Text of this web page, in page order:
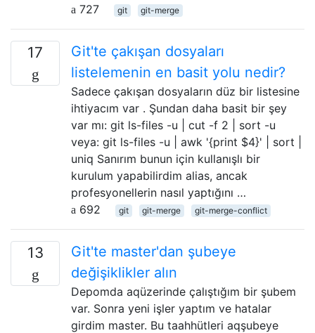
727
git git-merge
17
Git'te çakışan dosyaları
listelemenin en basit yolu nedir?
Sadece çakışan dosyaların düz bir listesine
ihtiyacım var . Şundan daha basit bir şey
var mı: git ls-files -u | cut -f 2 | sort -u
veya: git ls-files -u | awk '{print $4}' | sort |
uniq Sanırım bunun için kullanışlı bir
kurulum yapabilirdim alias, ancak
profesyonellerin nasıl yaptığını …
692
git git-merge git-merge-conflict
13
Git'te master'dan şubeye
değişiklikler alın
Depomda aqüzerinde çalıştığım bir şubem
var. Sonra yeni işler yaptım ve hatalar
girdim master. Bu taahhütleri aqşubeye